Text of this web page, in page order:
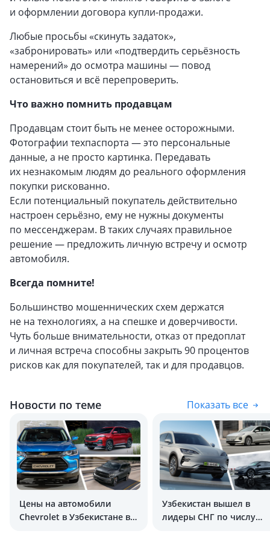
и оформлении договора купли-продажи.
Любые просьбы «скинуть задаток»,
«забронировать» или «подтвердить серьёзность
намерений» до осмотра машины — повод
остановиться и всё перепроверить.
Что важно помнить продавцам
Продавцам стоит быть не менее осторожными.
Фотографии техпаспорта — это персональные
данные, а не просто картинка. Передавать
их незнакомым людям до реального оформления
покупки рискованно.
Если потенциальный покупатель действительно
настроен серьёзно, ему не нужны документы
по мессенджерам. В таких случаях правильное
решение — предложить личную встречу и осмотр
автомобиля.
Всегда помните!
Большинство мошеннических схем держатся
не на технологиях, а на спешке и доверчивости.
Чуть больше внимательности, отказ от предоплат
и личная встреча способны закрыть 90 процентов
рисков как для покупателей, так и для продавцов.
Новости по теме Показать все
Цены на автомобили
Chevrolet в Узбекистане в
Узбекистан вышел в
лидеры СНГ по числу